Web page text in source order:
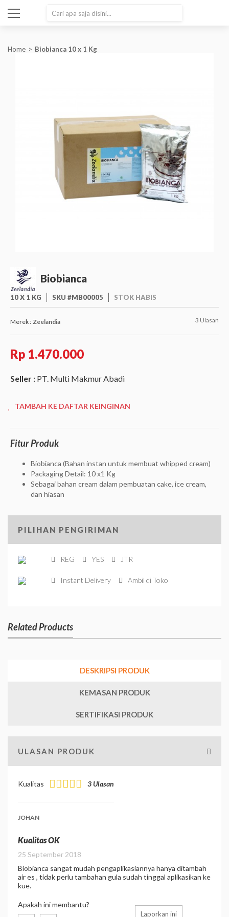
Home Biobianca 10 x 1 Kg
Biobianca
10 X 1 KG SKU #MB00005 STOK HABIS
Merek : Zeelandia 3 Ulasan
Rp 1.470.000
Seller : PT. Multi Makmur Abadi
TAMBAH KE DAFTAR KEINGINAN
Fitur Produk
Biobianca (Bahan instan untuk membuat whipped cream)
Packaging Detail: 10 x1 Kg
Sebagai bahan cream dalam pembuatan cake, ice cream,
dan hiasan
PILIHAN PENGIRIMAN
REG YES JTR
Instant Delivery Ambil di Toko
Related Products
DESKRIPSI PRODUK
KEMASAN PRODUK
SERTIFIKASI PRODUK
ULASAN PRODUK
Kualitas 3 Ulasan
JOHAN
Kualitas OK
25 September 2018
Biobianca sangat mudah pengaplikasiannya hanya ditambah
air es , tidak perlu tambahan gula sudah tinggal aplikasikan ke
kue.
Apakah ini membantu?
Laporkan ini